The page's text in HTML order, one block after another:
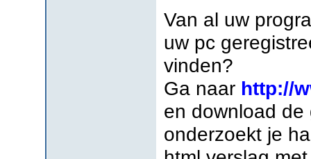
Van al uw
uw pc
vinden?
Ga naar http://
en download de
onderzoekt je